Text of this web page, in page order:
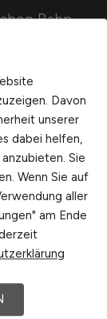
Bahn
Davon
unserer
dabei helfen,
Sie
Wenn Sie auf
aller
am Ende